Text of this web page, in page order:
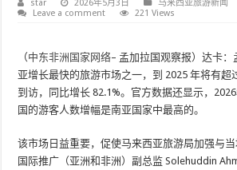
star 2026年5月3日
马来西亚旅游新闻
Leave a comment
221 Views
（中东非洲国家网络– 孟加拉国观察报）达卡
亚增长最快的旅游市场之一，到 2025 年将有超
到访，同比增长 82.1%。官方数据还显示，
国的游客人数增幅是南亚国家中最高的。
该市场日益重要，促使马来西亚旅游局加强与当
国际推广（亚洲和非洲）副总监 Solehuddin